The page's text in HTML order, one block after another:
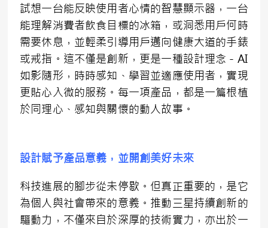
試想一台能反映使用者心情的智慧顯示器，一台
能理解消費者飲食目標的冰箱，或洞悉用戶何時
需要休息，並輕柔引導用戶邁向健康大道的手錶
或戒指。這不僅是創新，更是一種設計理念－AI
如影隨形，時時感知、學習並適應使用者，實現
更貼心入微的服務。每一項產品，都是一篇根植
於同理心、感知與關懷的動人故事。
設計賦予產品意義，並開創美好未來
科技進展的腳步從未停歇。但真正重要的，是它
為個人與社會帶來的意義。推動三星持續創新的
驅動力，不僅來自於深厚的技術實力，亦出於一